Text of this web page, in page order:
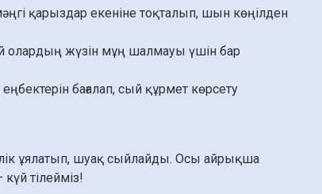
қарыздар екеніне тоқталып, шын көңілден
олардың жүзін мұң шалмауы үшін бар
бағалап, сый құрмет көрсету
ұялатып, шуақ сыйлайды. Осы айрықша
тілейміз!